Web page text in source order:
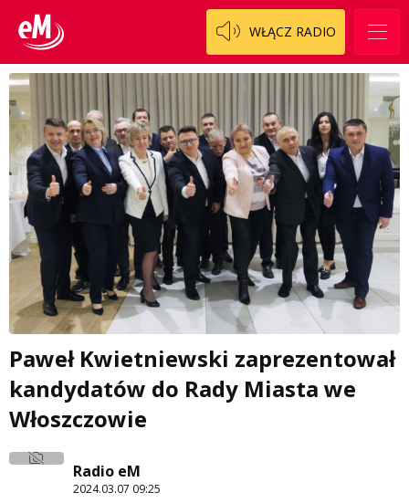
WŁĄCZ RADIO
Paweł Kwietniewski zaprezentował
kandydatów do Rady Miasta we
Włoszczowie
Radio eM
2024.03.07 09:25